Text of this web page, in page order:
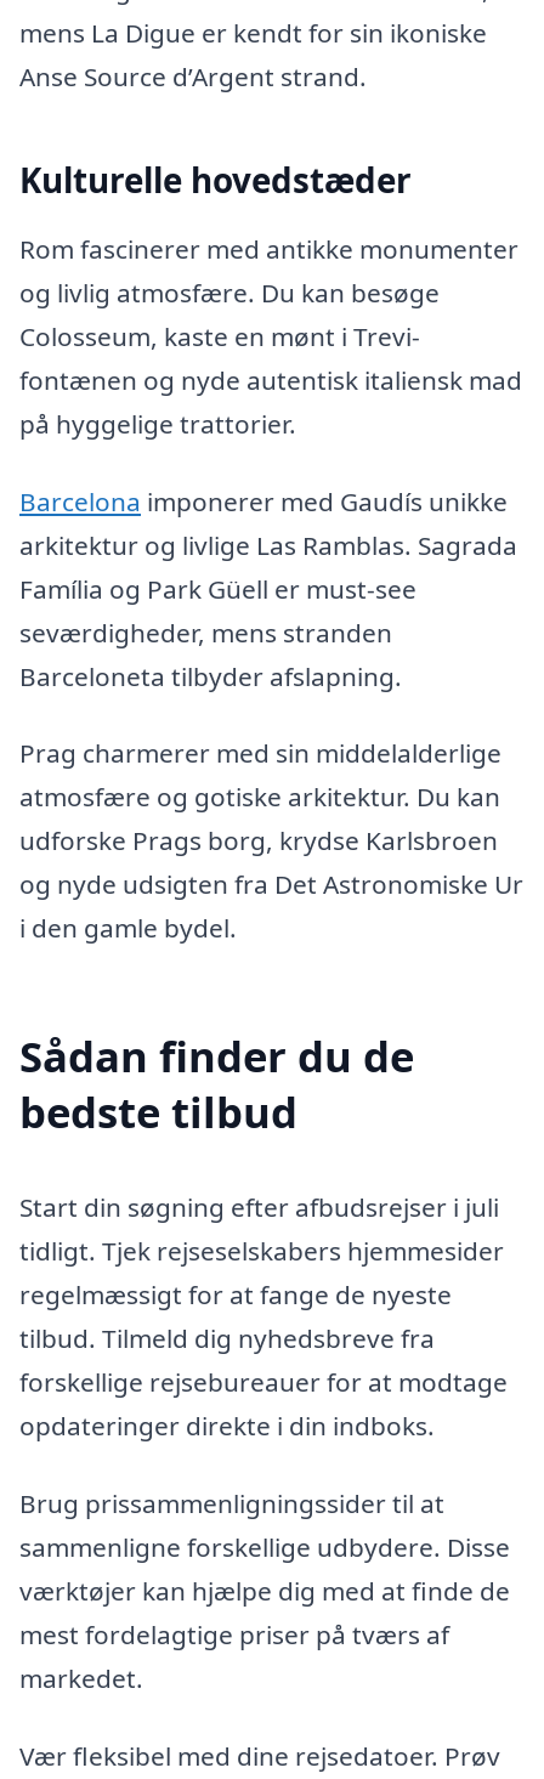
mens La Digue er kendt for sin ikoniske
Anse Source d’Argent strand.
Kulturelle hovedstæder
Rom fascinerer med antikke monumenter
og livlig atmosfære. Du kan besøge
Colosseum, kaste en mønt i Trevi-
fontænen og nyde autentisk italiensk mad
på hyggelige trattorier.
Barcelona imponerer med Gaudís unikke
arkitektur og livlige Las Ramblas. Sagrada
Família og Park Güell er must-see
seværdigheder, mens stranden
Barceloneta tilbyder afslapning.
Prag charmerer med sin middelalderlige
atmosfære og gotiske arkitektur. Du kan
udforske Prags borg, krydse Karlsbroen
og nyde udsigten fra Det Astronomiske Ur
i den gamle bydel.
Sådan finder du de
bedste tilbud
Start din søgning efter afbudsrejser i juli
tidligt. Tjek rejseselskabers hjemmesider
regelmæssigt for at fange de nyeste
tilbud. Tilmeld dig nyhedsbreve fra
forskellige rejsebureauer for at modtage
opdateringer direkte i din indboks.
Brug prissammenligningssider til at
sammenligne forskellige udbydere. Disse
værktøjer kan hjælpe dig med at finde de
mest fordelagtige priser på tværs af
markedet.
Vær fleksibel med dine rejsedatoer. Prøv